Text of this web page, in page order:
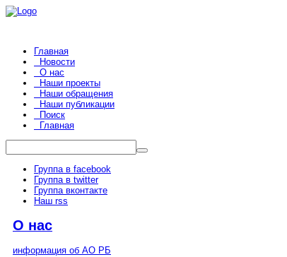
Главная
Новости
О нас
Наши проекты
Наши обращения
Наши публикации
Поиск
Главная
Группа в facebook
Группа в twitter
Группа вконтакте
Наш rss
О нас
информация об АО РБ